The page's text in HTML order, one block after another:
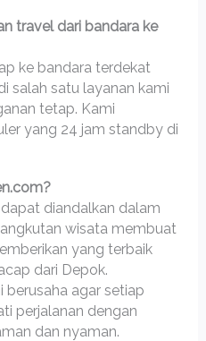
travel dari bandara ke
ke bandara terdekat
salah satu layanan kami
tetap. Kami
yang 24 jam standby di
diandalkan dalam
wisata membuat
yang terbaik
dari Depok.
berusaha agar setiap
perjalanan dengan
dan nyaman.